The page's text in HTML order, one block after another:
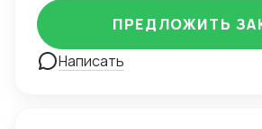
Написать
ПРЕДЛОЖИТЬ